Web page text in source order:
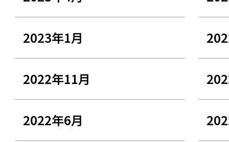
2023年1月
2022年11月
2022年6月